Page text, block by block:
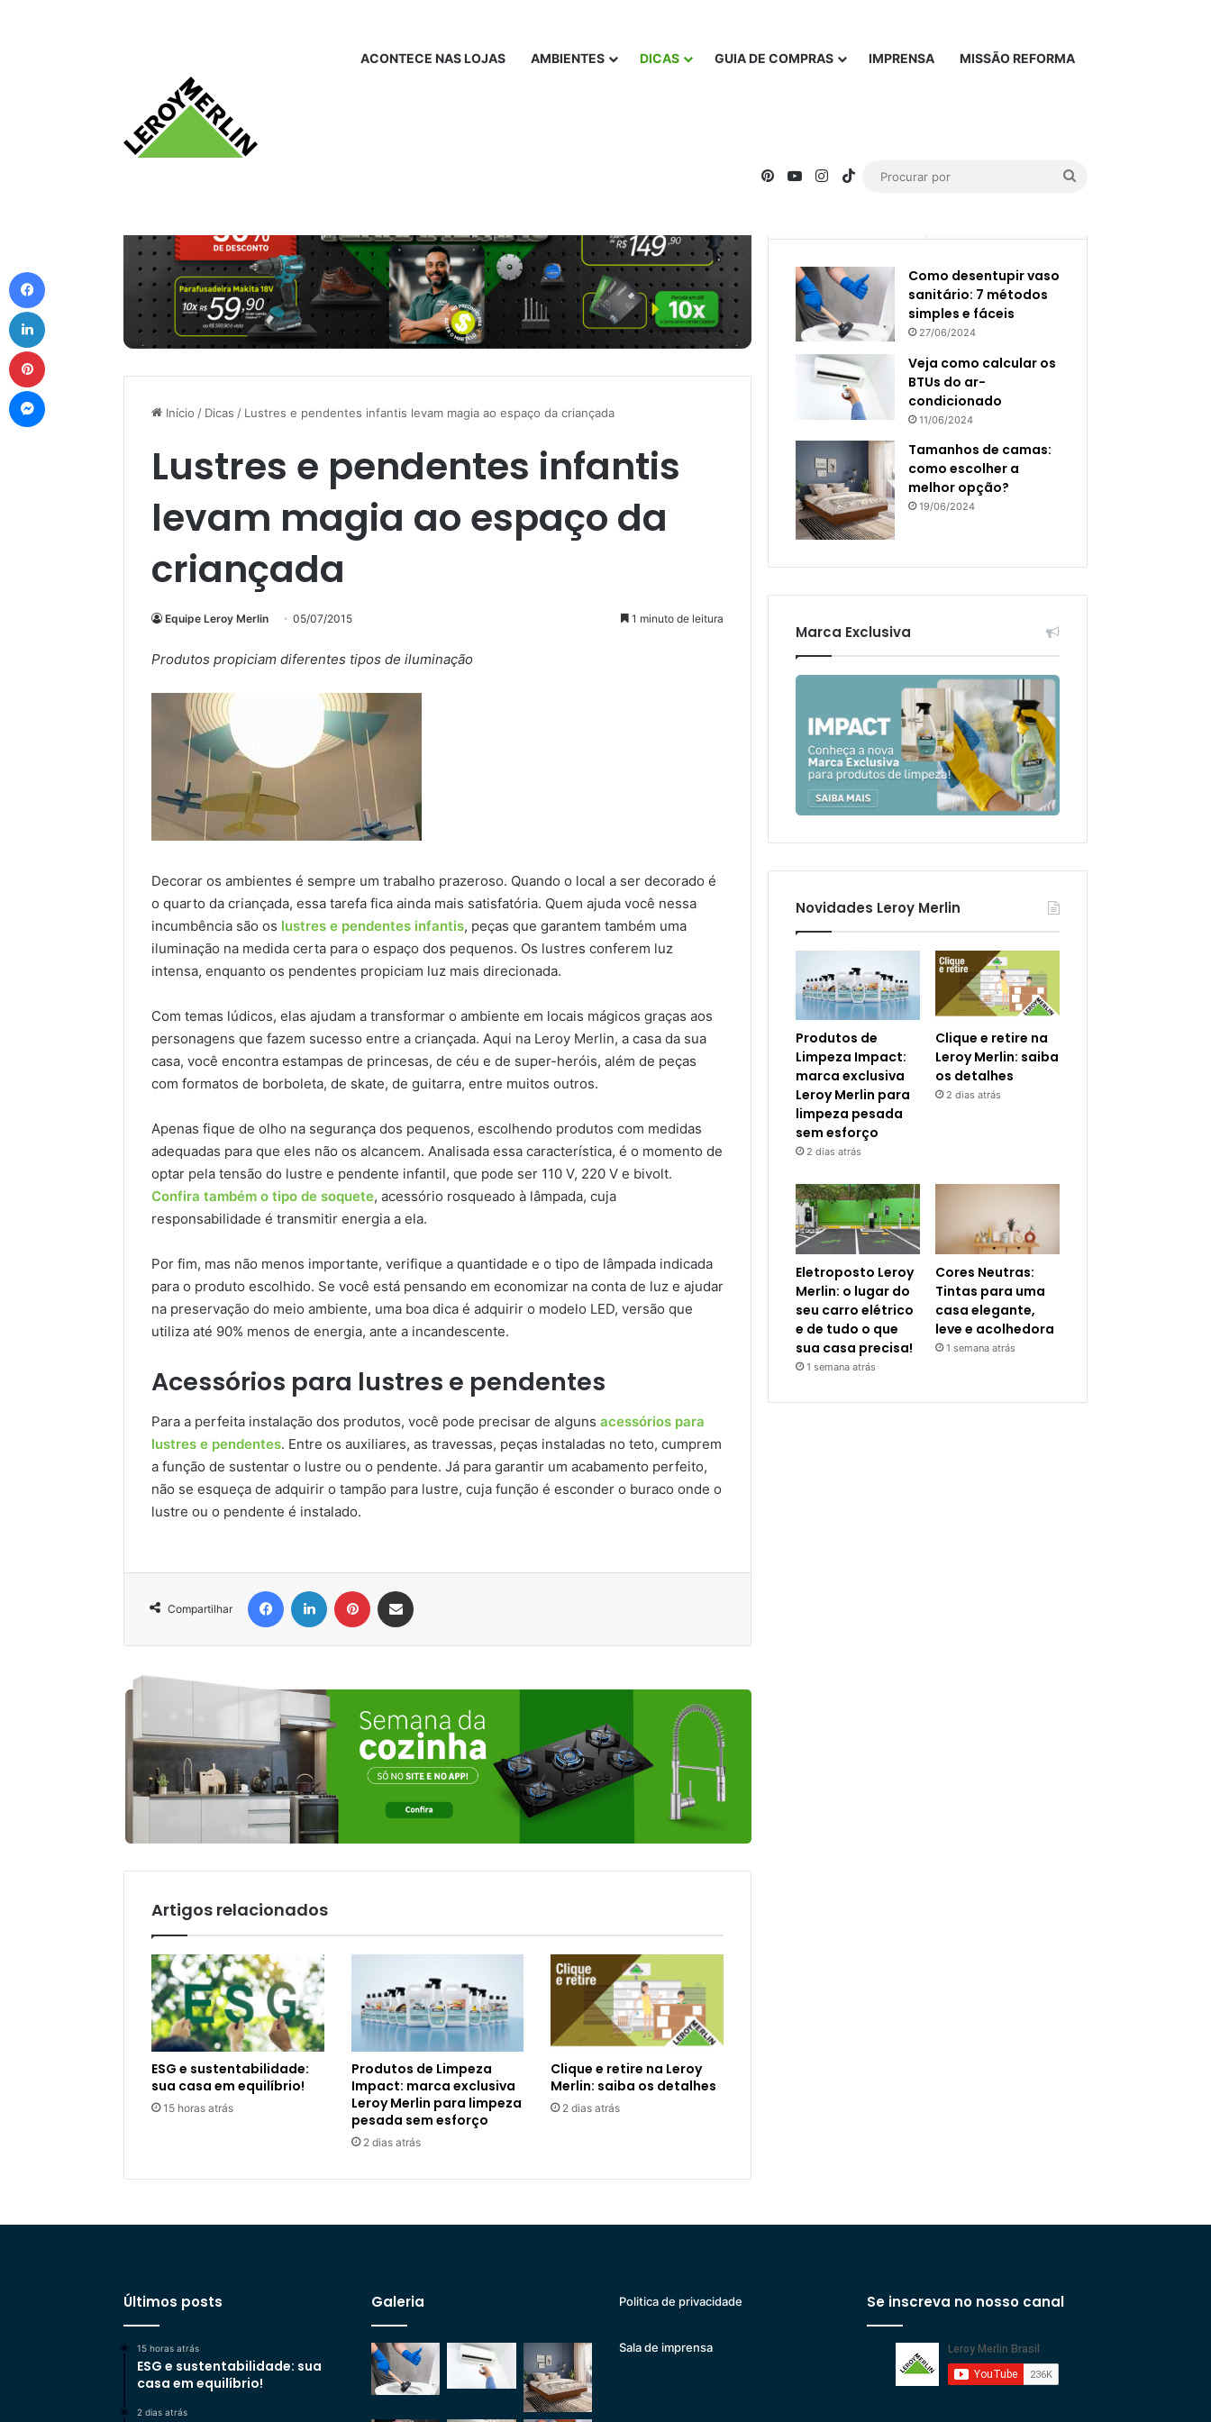
ACONTECE NAS LOJAS AMBIENTES DICAS GUIA DE COMPRAS IMPRENSA MISSÃO REFORMA
PinterestYouTubeInstagram
TikTok
Início / Dicas / Lustres e pendentes infantis levam magia ao espaço da criançada
Lustres e pendentes infantis
levam magia ao espaço da
criançada
Equipe Leroy Merlin 05/07/2015 1 minuto de leitura
Produtos propiciam diferentes tipos de iluminação
Decorar os ambientes é sempre um trabalho prazeroso. Quando o local a ser decorado é
o quarto da criançada, essa tarefa fica ainda mais satisfatória. Quem ajuda você nessa
incumbência são os lustres e pendentes infantis, peças que garantem também uma
iluminação na medida certa para o espaço dos pequenos. Os lustres conferem luz
intensa, enquanto os pendentes propiciam luz mais direcionada.
Com temas lúdicos, elas ajudam a transformar o ambiente em locais mágicos graças aos
personagens que fazem sucesso entre a criançada. Aqui na Leroy Merlin, a casa da sua
casa, você encontra estampas de princesas, de céu e de super-heróis, além de peças
com formatos de borboleta, de skate, de guitarra, entre muitos outros.
Apenas fique de olho na segurança dos pequenos, escolhendo produtos com medidas
adequadas para que eles não os alcancem. Analisada essa característica, é o momento de
optar pela tensão do lustre e pendente infantil, que pode ser 110 V, 220 V e bivolt.
Confira também o tipo de soquete, acessório rosqueado à lâmpada, cuja
responsabilidade é transmitir energia a ela.
Por fim, mas não menos importante, verifique a quantidade e o tipo de lâmpada indicada
para o produto escolhido. Se você está pensando em economizar na conta de luz e ajudar
na preservação do meio ambiente, uma boa dica é adquirir o modelo LED, versão que
utiliza até 90% menos de energia, ante a incandescente.
Acessórios para lustres e pendentes
Para a perfeita instalação dos produtos, você pode precisar de alguns acessórios para
lustres e pendentes. Entre os auxiliares, as travessas, peças instaladas no teto, cumprem
a função de sustentar o lustre ou o pendente. Já para garantir um acabamento perfeito,
não se esqueça de adquirir o tampão para lustre, cuja função é esconder o buraco onde o
lustre ou o pendente é instalado.
Compartilhar
FacebookLinkedin Pinterest
Artigos relacionados
ESG e sustentabilidade:
sua casa em equilíbrio!
15 horas atrás
Produtos de Limpeza
Impact: marca exclusiva
Leroy Merlin para limpeza
pesada sem esforço
2 dias atrás
Clique e retire na Leroy
Merlin: saiba os detalhes
2 dias atrás
Como desentupir vaso
sanitário: 7 métodos
simples e fáceis
27/06/2024
Veja como calcular os
BTUs do ar-
condicionado
11/06/2024
Tamanhos de camas:
como escolher a
melhor opção?
19/06/2024
Marca Exclusiva
Novidades Leroy Merlin
Produtos de
Limpeza Impact:
marca exclusiva
Leroy Merlin para
limpeza pesada
sem esforço
2 dias atrás
Clique e retire na
Leroy Merlin: saiba
os detalhes
2 dias atrás
Eletroposto Leroy
Merlin: o lugar do
seu carro elétrico
e de tudo o que
sua casa precisa!
1 semana atrás
Cores Neutras:
Tintas para uma
casa elegante,
leve e acolhedora
1 semana atrás
Últimos posts
15 horas atrás
ESG e sustentabilidade: sua
casa em equilíbrio!
2 dias atrás
Galeria Politica de privacidade
Sala de imprensa
Se inscreva no nosso canal